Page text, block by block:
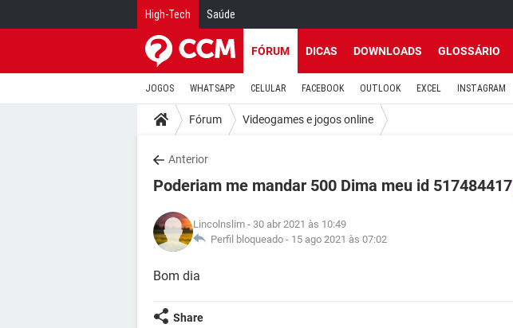
High-Tech Saúde
FÓRUM DICAS DOWNLOADS GLOSSÁRIO
JOGOS WHATSAPP CELULAR FACEBOOK OUTLOOK EXCEL INSTAGRAM
Fórum Videogames e jogos online
Anterior
Poderiam me mandar 500 Dima meu id 517484417
Lincolnslim - 30 abr 2021 às 10:49
Perfil bloqueado - 15 ago 2021 às 07:02
Bom dia
Share